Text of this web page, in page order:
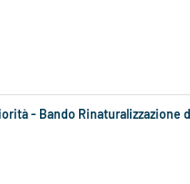
- Bando Rinaturalizzazione